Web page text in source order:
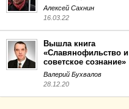
Алексей Сахнин
16.03.22
Вышла книга
«Славянофильство и
советское сознание»
Валерий Бухвалов
28.12.20